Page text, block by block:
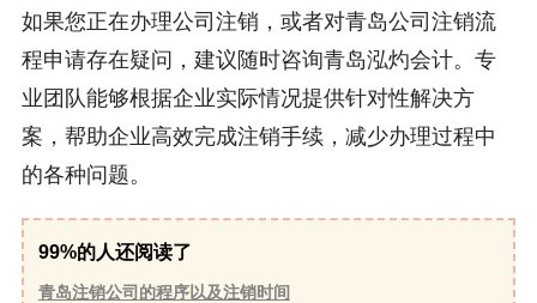
如果您正在办理公司注销，或者对青岛公司注销流
程申请存在疑问，建议随时咨询青岛泓灼会计。专
业团队能够根据企业实际情况提供针对性解决方
案，帮助企业高效完成注销手续，减少办理过程中
的各种问题。
99%的人还阅读了
青岛注销公司的程序以及注销时间